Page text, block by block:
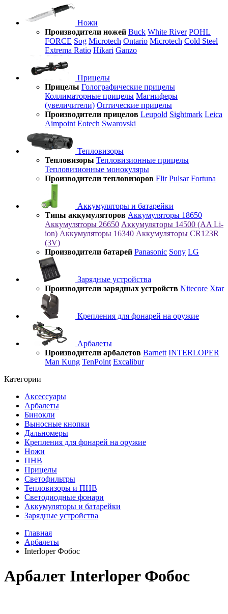
Ножи
Производители ножей Buck White River POHL
FORCE Sog Microtech Ontario Microtech Cold Steel
Extrema Ratio Hikari Ganzo
Прицелы
Прицелы Голографические прицелы
Коллиматорные прицелы Магниферы
(увеличители) Оптические прицелы
Производители прицелов Leupold Sightmark Leica
Aimpoint Eotech Swarovski
Тепловизоры
Тепловизоры Тепловизионные прицелы
Тепловизионные монокуляры
Производители тепловизоров Flir Pulsar Fortuna
Аккумуляторы и батарейки
Типы аккумуляторов Аккумуляторы 18650
Аккумуляторы 26650 Аккумуляторы 14500 (AA Li-
ion) Аккумуляторы 16340 Аккумуляторы CR123R
(3V)
Производители батарей Panasonic Sony LG
Зарядные устройства
Производители зарядных устройств Nitecore Xtar
Крепления для фонарей на оружие
Арбалеты
Производители арбалетов Barnett INTERLOPER
Man Kung TenPoint Excalibur
Категории
Аксессуары
Арбалеты
Бинокли
Выносные кнопки
Дальномеры
Крепления для фонарей на оружие
Ножи
ПНВ
Прицелы
Светофильтры
Тепловизоры и ПНВ
Светодиодные фонари
Аккумуляторы и батарейки
Зарядные устройства
Главная
Арбалеты
Interloper Фобос
Арбалет Interloper Фобос